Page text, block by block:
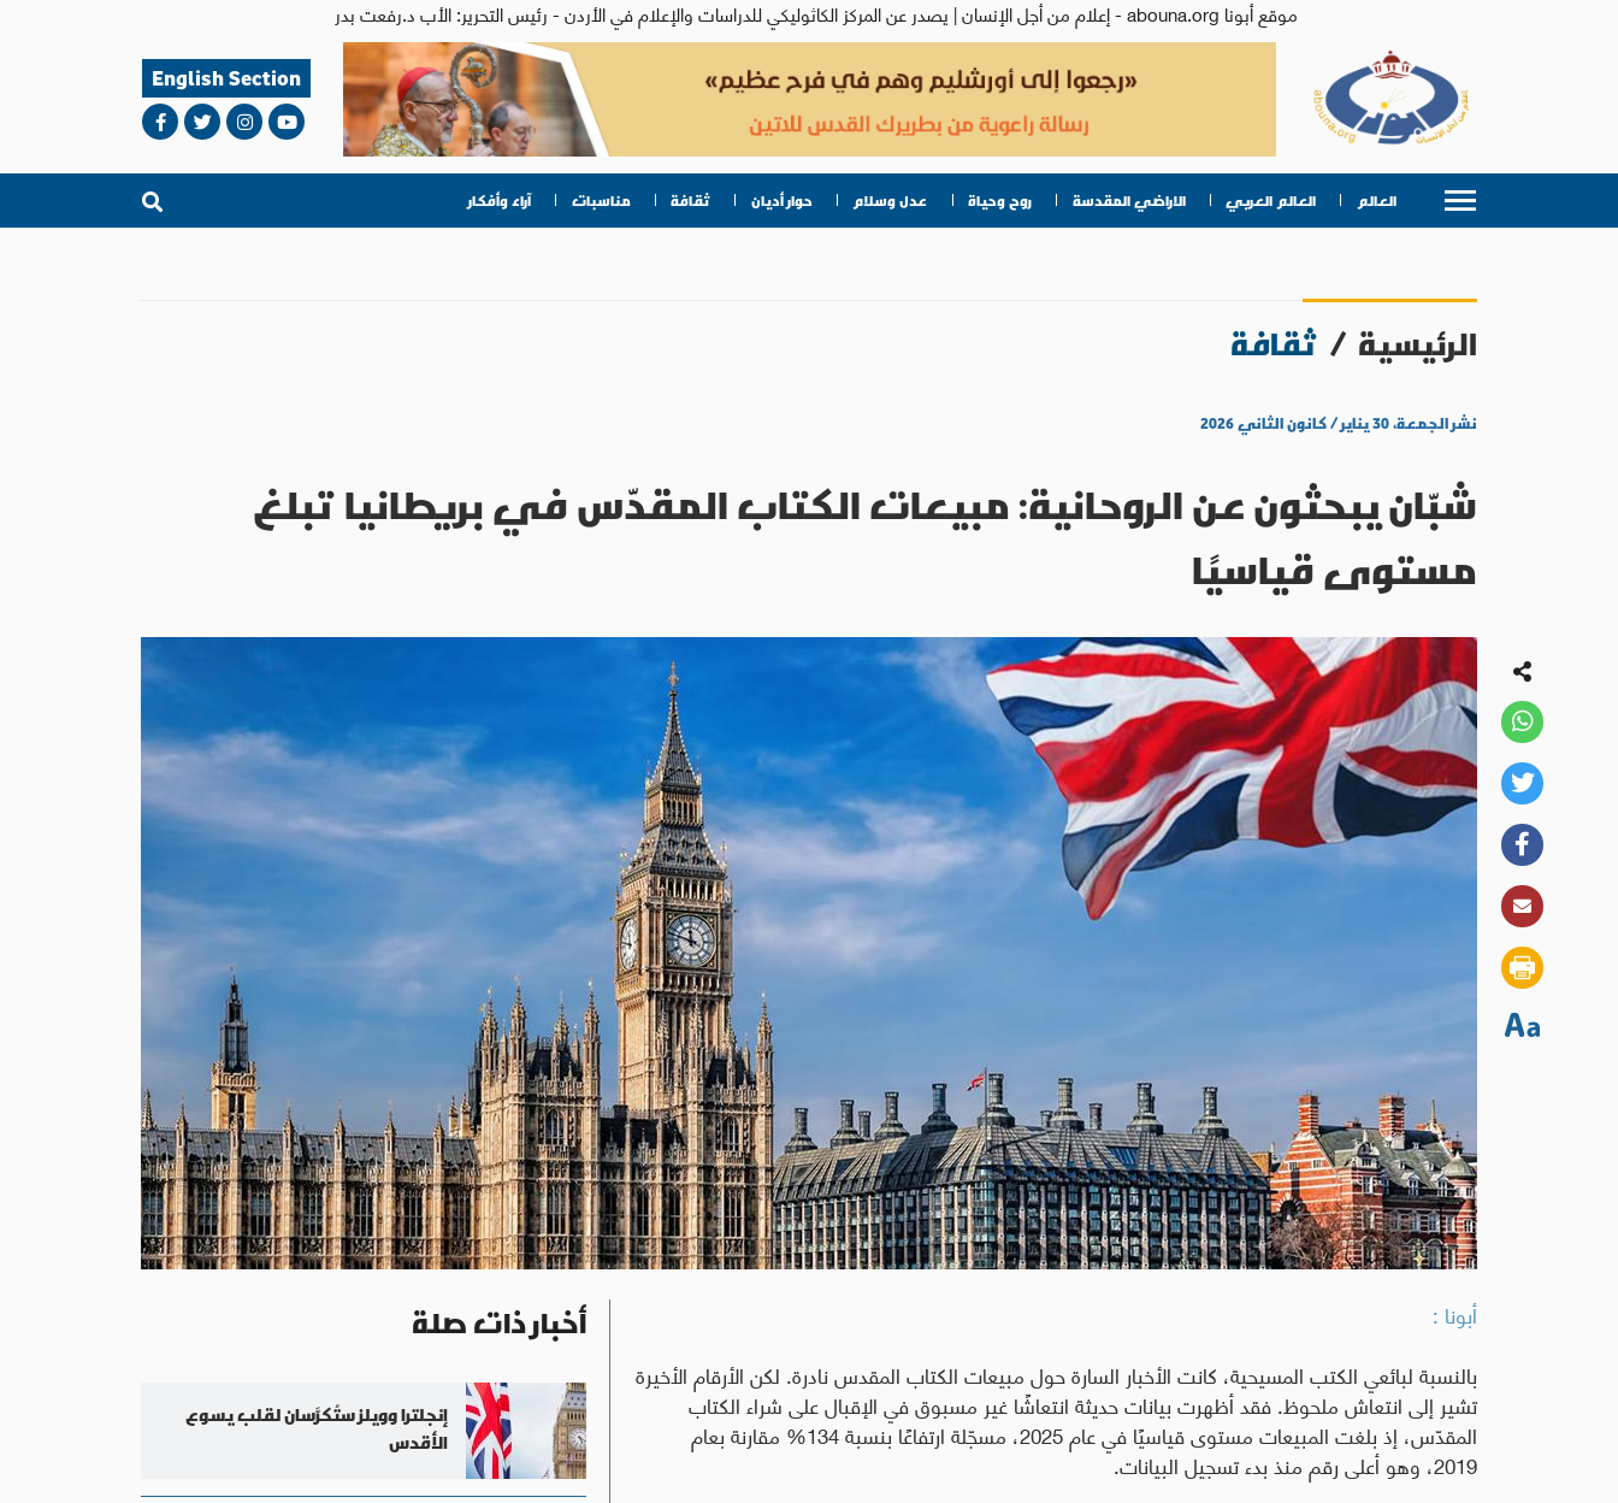
موقع أبونا abouna.org - إعلام من أجل الإنسان | يصدر عن المركز الكاثوليكي للدراسات والإعلام في الأردن - رئيس التحرير: الأب د.رفعت بدر
English Section
العالم العالم العربي الاراضي المقدسة روح وحياة عدل وسلام حوار أديان ثقافة مناسبات آراء وأفكار
الرئيسية / ثقافة
نشر الجمعة، ٣٠ يناير / كانون الثاني ٢٠٢٦
شبّان يبحثون عن الروحانية: مبيعات الكتاب المقدّس في بريطانيا تبلغ
مستوى قياسيًا
أبونا :
بالنسبة لبائعي الكتب المسيحية، كانت الأخبار السارة حول مبيعات الكتاب المقدس نادرة. لكن الأرقام الأخيرة
تشير إلى انتعاش ملحوظ. فقد أظهرت بيانات حديثة انتعاشًا غير مسبوق في الإقبال على شراء الكتاب
المقدّس، إذ بلغت المبيعات مستوى قياسيًا في عام 2025، مسجّلة ارتفاعًا بنسبة 134% مقارنة بعام
2019، وهو أعلى رقم منذ بدء تسجيل البيانات
.
أخبار ذات صلة
إنجلترا وويلز ستُكرَّسان لقلب يسوع
الأقدس